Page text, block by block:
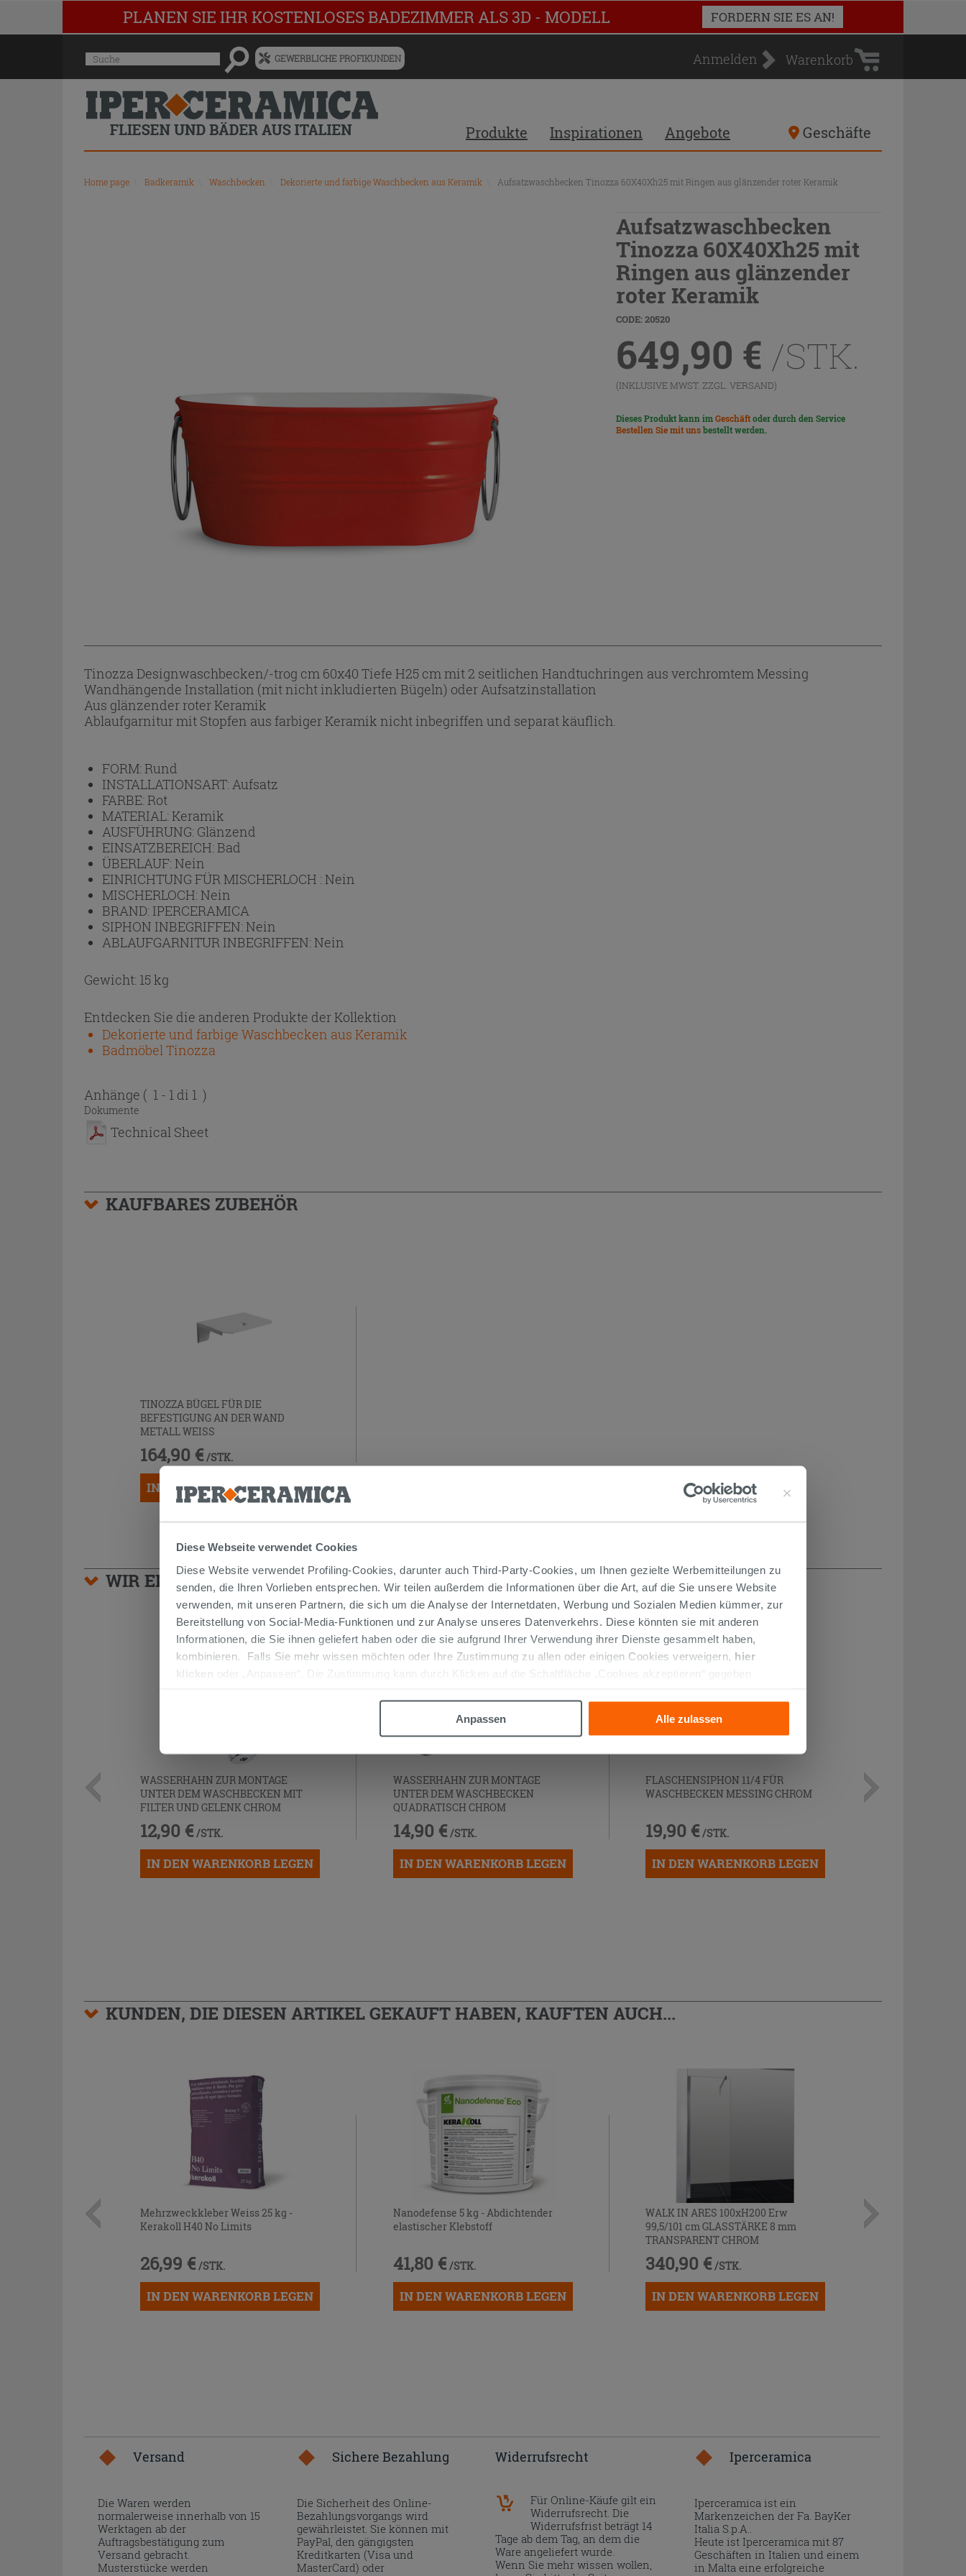
Diese Webseite verwendet Cookies
Diese Website verwendet Profiling-Cookies, darunter auch Third-Party-Cookies, um Ihnen gezielte Werbemitteilungen zu
senden, die Ihren Vorlieben entsprechen. Wir teilen außerdem die Informationen über die Art, auf die Sie unsere Website
verwenden, mit unseren Partnern, die sich um die Analyse der Internetdaten, Werbung und Sozialen Medien kümmer, zur
Bereitstellung von Social-Media-Funktionen und zur Analyse unseres Datenverkehrs. Diese könnten sie mit anderen
Informationen, die Sie ihnen geliefert haben oder die sie aufgrund Ihrer Verwendung ihrer Dienste gesammelt haben,
kombinieren. Falls Sie mehr wissen möchten oder Ihre Zustimmung zu allen oder einigen Cookies verweigern, hier
klicken
oder „Anpassen“. Die Zustimmung kann durch Klicken auf die Schaltfläche „Cookies akzeptieren“ gegeben
Anpassen
Alle zulassen
PLANEN SIE IHR KOSTENLOSES BADEZIMMER ALS 3D - MODELL FORDERN SIE ES AN!
Menü
für
vorgeschlagenen
Siteinhalt
und
Suchprotokoll
Suche GEWERBLICHE PROFIKUNDEN Anmelden
Warenkorb
Warenkorb
Produkte Inspirationen Angebote Geschäfte
Home page Badkeramik Waschbecken Dekorierte und farbige Waschbecken aus Keramik Aufsatzwaschbecken Tinozza 60X40Xh25 mit Ringen aus glänzender roter Keramik
Aufsatzwaschbecken
Tinozza 60X40Xh25 mit
Ringen aus glänzender
roter Keramik
CODE: 20520
649,90 € /STK.
(INKLUSIVE MWST. ZZGL. VERSAND)
Dieses Produkt kann imGeschäftoder durch den Service
Bestellen Sie mit unsbestellt werden.
Tinozza Designwaschbecken/-trog cm 60x40 Tiefe H25 cm mit 2 seitlichen Handtuchringen aus verchromtem Messing
Wandhängende Installation (mit nicht inkludierten Bügeln) oder Aufsatzinstallation
Aus glänzender roter Keramik
Ablaufgarnitur mit Stopfen aus farbiger Keramik nicht inbegriffen und separat käuflich.
FORM:Rund
INSTALLATIONSART:Aufsatz
FARBE:Rot
MATERIAL:Keramik
AUSFÜHRUNG: Glänzend
EINSATZBEREICH:Bad
ÜBERLAUF:Nein
EINRICHTUNG FÜR MISCHERLOCH :Nein
MISCHERLOCH:Nein
BRAND: IPERCERAMICA
SIPHON INBEGRIFFEN:Nein
ABLAUFGARNITUR INBEGRIFFEN:Nein
Gewicht: 15 kg
Entdecken Sie die anderen Produkte der Kollektion
Dekorierte und farbige Waschbecken aus Keramik
Badmöbel Tinozza
Anhänge ( 1 - 1 di 1 )
Dokumente
Technical Sheet
KAUFBARES ZUBEHÖR
TINOZZA BÜGEL FÜR DIE
BEFESTIGUNG AN DER WAND
METALL WEISS
164,90 € /STK.
IN DEN WARENKORB LEGEN
WIR EMPFEHLEN IHNEN AUCH…
WASSERHAHN ZUR MONTAGE
UNTER DEM WASCHBECKEN MIT
FILTER UND GELENK CHROM
12,90 € /STK.
IN DEN WARENKORB LEGEN
WASSERHAHN ZUR MONTAGE
UNTER DEM WASCHBECKEN
QUADRATISCH CHROM
14,90 € /STK.
IN DEN WARENKORB LEGEN
FLASCHENSIPHON 11/4 FÜR
WASCHBECKEN MESSING CHROM
19,90 € /STK.
IN DEN WARENKORB LEGEN
KUNDEN, DIE DIESEN ARTIKEL GEKAUFT HABEN, KAUFTEN AUCH...
Mehrzweckkleber Weiss 25 kg -
Kerakoll H40 No Limits
26,99 € /STK.
IN DEN WARENKORB LEGEN
Nanodefense 5 kg - Abdichtender
elastischer Klebstoff
41,80 € /STK.
IN DEN WARENKORB LEGEN
WALK IN ARES 100xH200 Erw
99,5/101 cm GLASSTÄRKE 8 mm
TRANSPARENT CHROM
340,90 € /STK.
IN DEN WARENKORB LEGEN
Versand
Die Waren werden
normalerweise innerhalb von 15
Werktagen ab der
Auftragsbestätigung zum
Versand gebracht.
Musterstücke werden
Sichere Bezahlung
Die Sicherheit des Online-
Bezahlungsvorgangs wird
gewährleistet. Sie können mit
PayPal, den gängigsten
Kreditkarten (Visa und
MasterCard) oder
Widerrufsrecht
Für Online-Käufe gilt ein
Widerrufsrecht. Die
Widerrufsfrist beträgt 14
Tage ab dem Tag, an dem die
Ware angeliefert wurde.
Wenn Sie mehr wissen wollen,
Iperceramica
Iperceramica ist ein
Markenzeichen der Fa. BayKer
Italia S.p.A..
Heute ist Iperceramica mit 87
Geschäften in Italien und einem
in Malta eine erfolgreiche